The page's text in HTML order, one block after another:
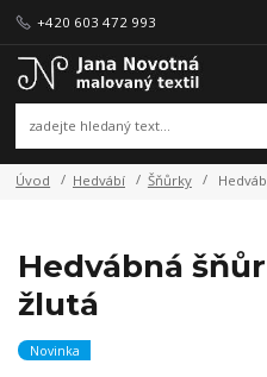
+420 603 472 993
Úvod Hedvábí Šňůrky
Hedvábná
žlutá
Novinka